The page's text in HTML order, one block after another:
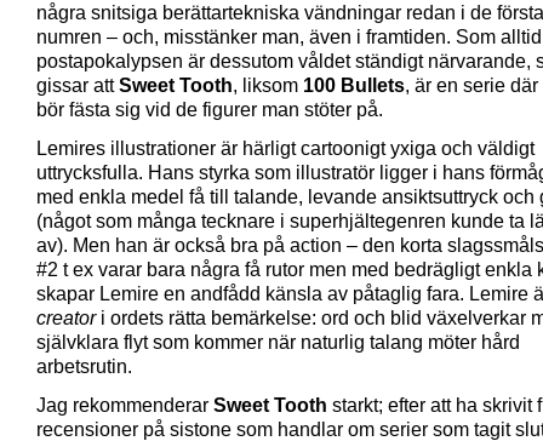
några snitsiga berättartekniska vändningar redan i de
numren – och, misstänker man, även i framtiden. Som
postapokalypsen är dessutom våldet ständigt närvarande,
gissar attSweet Tooth, liksom 100 Bullets, är en serie
bör fästa sig vid de figurer man stöter på.
Lemires illustrationer är härligt cartoonigt yxiga och väldigt
uttrycksfulla. Hans styrka som illustratör ligger i hans
med enkla medel få till talande, levande ansiktsuttryck och
(något som många tecknare i superhjältegenren kunde ta
av). Men han är också bra på action – den korta
#2 t ex varar bara några få rutor men med bedrägligt enkla
skapar Lemire en andfådd känsla av påtaglig fara. Lemire
creatori ordets rätta bemärkelse: ord och blid växelverkar
självklara flyt som kommer när naturlig talang möter hård
arbetsrutin.
Jag rekommenderar Sweet Tooth starkt; efter att ha skrivit
recensioner på sistone som handlar om serier som tagit